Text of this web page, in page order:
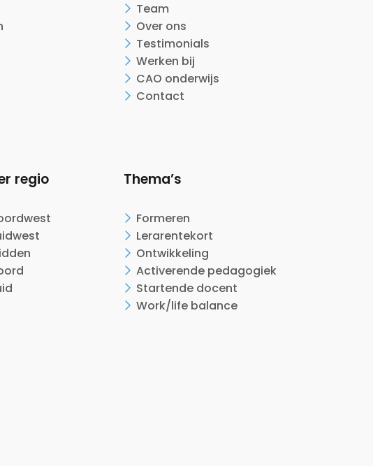
regio
Team
Over ons
Testimonials
Werken bij
CAO onderwijs
Contact
Thema’s
Formeren
Lerarentekort
Ontwikkeling
Activerende pedagogiek
Startende docent
Work/life balance